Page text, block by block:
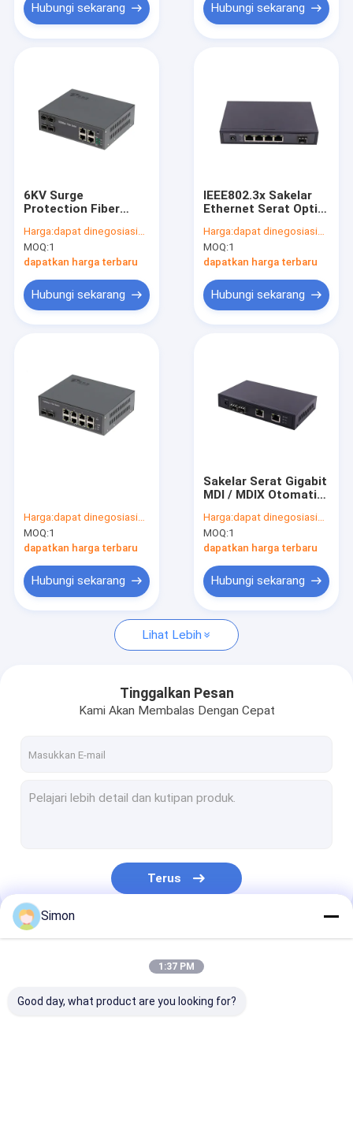
Tampilan VR
Tentang kami
Hubungi kami
Berita
Permintaan Penawaran
Sakelar Jaringan Industri
Sakelar Ethernet yang Dikelola Industri
Sistem Transmisi WDM
Konverter Media Ethernet Serat Optik
Sakelar Ethernet Serat Optik
Hubungi sekarang Hubungi sekarang
6KV Surge
Protection Fiber
4port RJ45 Dengan
POE Af / At
Harga:dapat dinegosiasikan
MOQ:1
dapatkan harga terbaru
Hubungi sekarang
IEEE802.3x Sakelar
Ethernet Serat Optik
Dengan 4 RJ45
10/100Mbps
Harga:dapat dinegosiasikan
MOQ:1
dapatkan harga terbaru
Hubungi sekarang
Harga:dapat dinegosiasikan
MOQ:1
dapatkan harga terbaru
Hubungi sekarang
Sakelar Serat Gigabit
MDI / MDIX Otomatis,
Serat Optik RJ45
10/100/1000Mbps
Harga:dapat dinegosiasikan
MOQ:1
dapatkan harga terbaru
Hubungi sekarang
Lihat Lebih
Tinggalkan Pesan
Kami Akan Membalas Dengan Cepat
Terus
Kategori Kami
Simon
1:37 PM
Good day, what product are you looking for?